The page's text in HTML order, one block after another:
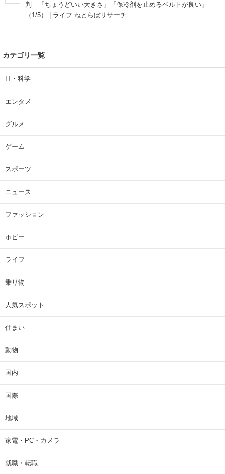
判 「ちょうどいい大きさ」「保冷剤を止めるベルトが良い」
（1/5） | ライフ ねとらぼリサーチ
カテゴリ一覧
IT・科学
エンタメ
グルメ
ゲーム
スポーツ
ニュース
ファッション
ホビー
ライフ
乗り物
人気スポット
住まい
動物
国内
国際
地域
家電・PC・カメラ
就職・転職